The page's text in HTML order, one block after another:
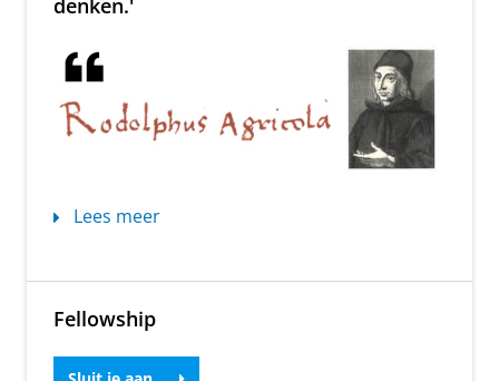
denken.'
Lees meer
Fellowship